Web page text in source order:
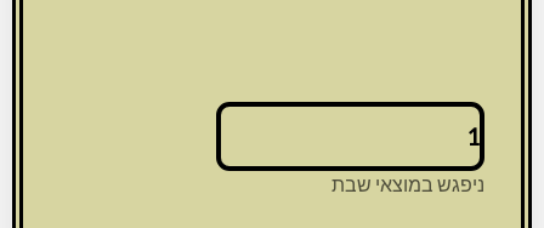
כמות
של
מזוזה
זכוכית
ניפגש במוצאי שבת